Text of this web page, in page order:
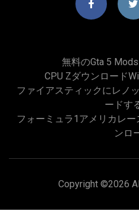
無料のgta 5
CPU Zダウンロード
ファイアスティックにレノ
ードす
フォーミュラ1アメリカレ
ンロ
Copyright ©2026